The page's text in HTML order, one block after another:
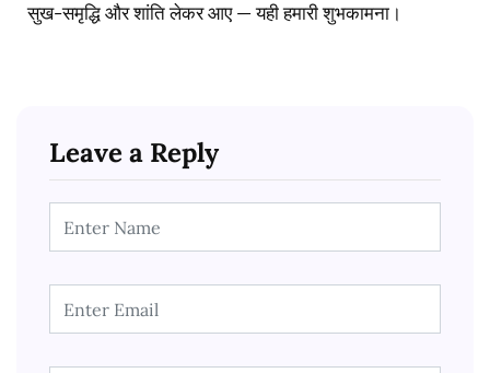
सुख-समृद्धि और शांति लेकर आए — यही हमारी शुभकामना।
Leave a Reply